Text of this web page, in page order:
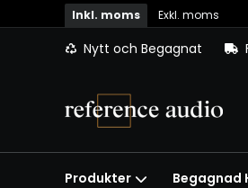
Inkl. moms Exkl. moms
Nytt och Begagnat
Produkter Begagnad